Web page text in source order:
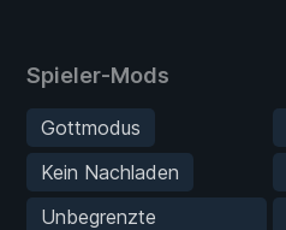
Spieler-Mods
Gottmodus
Kein Nachladen
Unbegrenzte